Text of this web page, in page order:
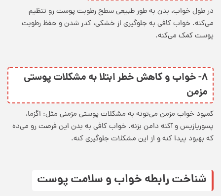
در طول خواب، بدن به طور طبیعی سطح رطوبت پوست رو تنظیم
می‌کنه. خواب کافی به جلوگیری از خشکی، کدر شدن و حفظ رطوبت
پوست کمک می‌کنه.
۸- خواب و کاهش خطر ابتلا به مشکلات پوستی
مزمن
کمبود خواب مزمن می‌تونه به مشکلات پوستی مزمنی مثل: اگزما،
پسوریازیس و آکنه دامن بزنه. خواب کافی به بدن این فرصت رو می‌ده
که بهبود پیدا کنه و از این مشکلات جلوگیری کنه.
شناخت رابطه خواب و سلامت پوست